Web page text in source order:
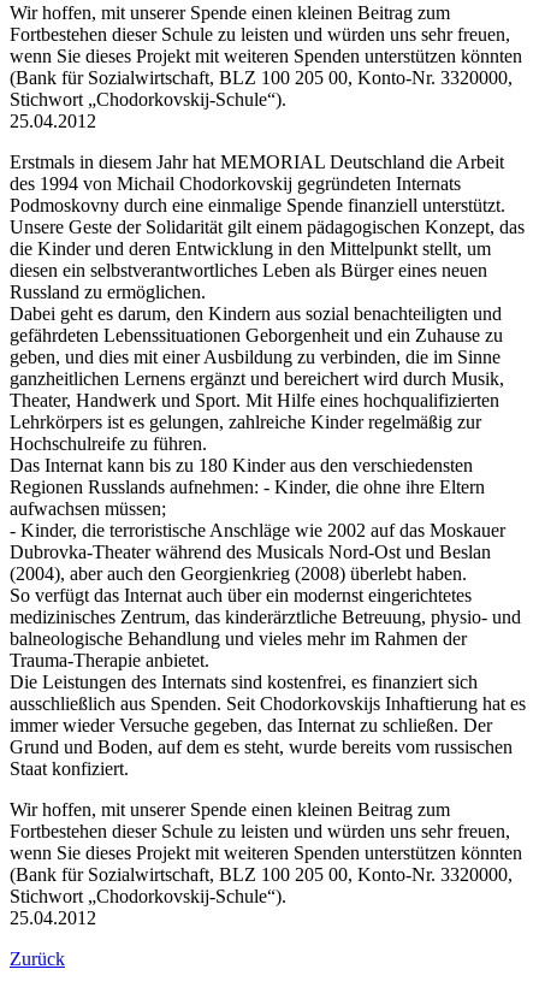
Wir hoffen, mit unserer Spende einen kleinen Beitrag zum
Fortbestehen dieser Schule zu leisten und würden uns sehr freuen,
wenn Sie dieses Projekt mit weiteren Spenden unterstützen könnten
(Bank für Sozialwirtschaft, BLZ 100 205 00, Konto-Nr. 3320000,
Stichwort „Chodorkovskij-Schule“).
25.04.2012
Erstmals in diesem Jahr hat MEMORIAL Deutschland die Arbeit
des 1994 von Michail Chodorkovskij gegründeten Internats
Podmoskovny durch eine einmalige Spende finanziell unterstützt.
Unsere Geste der Solidarität gilt einem pädagogischen Konzept, das
die Kinder und deren Entwicklung in den Mittelpunkt stellt, um
diesen ein selbstverantwortliches Leben als Bürger eines neuen
Russland zu ermöglichen.
Dabei geht es darum, den Kindern aus sozial benachteiligten und
gefährdeten Lebenssituationen Geborgenheit und ein Zuhause zu
geben, und dies mit einer Ausbildung zu verbinden, die im Sinne
ganzheitlichen Lernens ergänzt und bereichert wird durch Musik,
Theater, Handwerk und Sport. Mit Hilfe eines hochqualifizierten
Lehrkörpers ist es gelungen, zahlreiche Kinder regelmäßig zur
Hochschulreife zu führen.
Das Internat kann bis zu 180 Kinder aus den verschiedensten
Regionen Russlands aufnehmen: - Kinder, die ohne ihre Eltern
aufwachsen müssen;
- Kinder, die terroristische Anschläge wie 2002 auf das Moskauer
Dubrovka-Theater während des Musicals Nord-Ost und Beslan
(2004), aber auch den Georgienkrieg (2008) überlebt haben.
So verfügt das Internat auch über ein modernst eingerichtetes
medizinisches Zentrum, das kinderärztliche Betreuung, physio- und
balneologische Behandlung und vieles mehr im Rahmen der
Trauma-Therapie anbietet.
Die Leistungen des Internats sind kostenfrei, es finanziert sich
ausschließlich aus Spenden. Seit Chodorkovskijs Inhaftierung hat es
immer wieder Versuche gegeben, das Internat zu schließen. Der
Grund und Boden, auf dem es steht, wurde bereits vom russischen
Staat konfiziert.
Wir hoffen, mit unserer Spende einen kleinen Beitrag zum
Fortbestehen dieser Schule zu leisten und würden uns sehr freuen,
wenn Sie dieses Projekt mit weiteren Spenden unterstützen könnten
(Bank für Sozialwirtschaft, BLZ 100 205 00, Konto-Nr. 3320000,
Stichwort „Chodorkovskij-Schule“).
25.04.2012
Zurück